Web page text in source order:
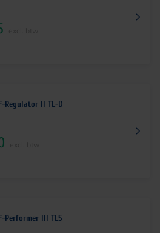
Regulator II TL-D
Performer III TL5